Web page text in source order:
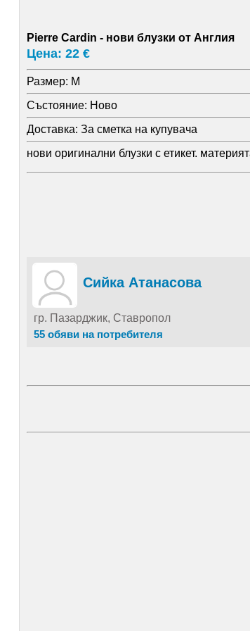
Pierre Cardin - нови блузки от Англия
Цена: 22 €
Размер: M
Състояние: Ново
Доставка: За сметка на купувача
нови оригинални блузки с етикет.
Сийка Атанасова
гр. Пазарджик, Ставропол
55 обяви на потребителя